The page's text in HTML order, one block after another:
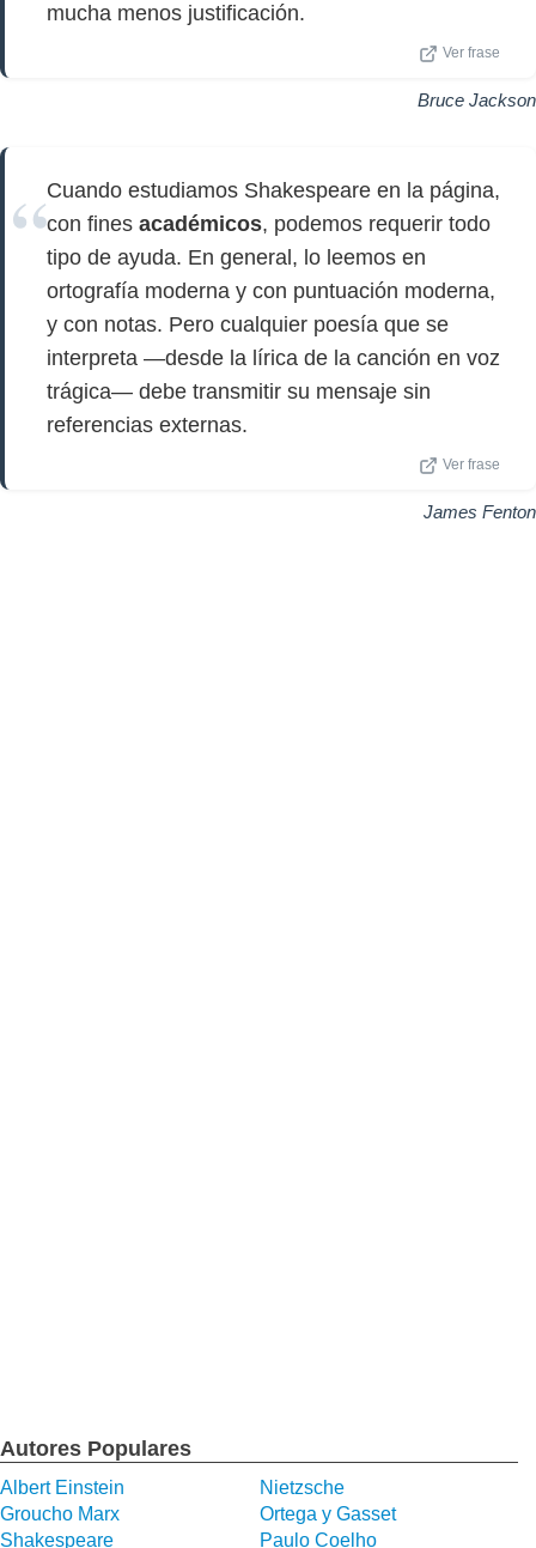
mucha menos justificación.
Ver frase
Bruce Jackson
Cuando estudiamos Shakespeare en la página,
con fines académicos, podemos requerir todo
tipo de ayuda. En general, lo leemos en
ortografía moderna y con puntuación moderna,
y con notas. Pero cualquier poesía que se
interpreta —desde la lírica de la canción en voz
trágica— debe transmitir su mensaje sin
referencias externas.
Ver frase
James Fenton
Autores Populares
Albert Einstein
Nietzsche
Groucho Marx
Ortega y Gasset
Shakespeare
Paulo Coelho